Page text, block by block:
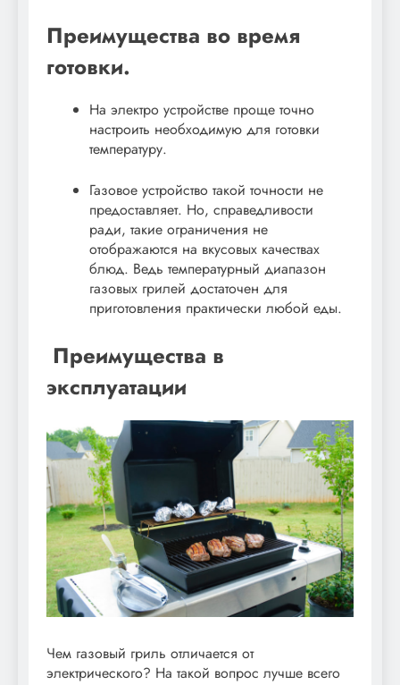
Преимущества во время
готовки.
На электро устройстве проще точно
настроить необходимую для готовки
температуру.
Газовое устройство такой точности не
предоставляет. Но, справедливости
ради, такие ограничения не
отображаются на вкусовых качествах
блюд. Ведь температурный диапазон
газовых грилей достаточен для
приготовления практически любой еды.
Преимущества в
эксплуатации
Чем газовый гриль отличается от
электрического? На такой вопрос лучше всего